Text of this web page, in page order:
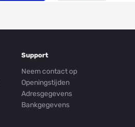
Support
Neem contact op
Openingstijden
Adresgegevens
Bankgegevens